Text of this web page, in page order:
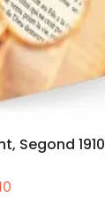
Segond 1910